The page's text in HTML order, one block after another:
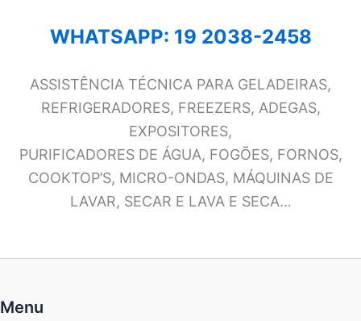
WHATSAPP: 19 2038-2458
ASSISTÊNCIA TÉCNICA PARA GELADEIRAS,
REFRIGERADORES, FREEZERS, ADEGAS,
EXPOSITORES,
PURIFICADORES DE ÁGUA, FOGÕES, FORNOS,
COOKTOP’S, MICRO-ONDAS, MÁQUINAS DE
LAVAR, SECAR E LAVA E SECA…
Menu